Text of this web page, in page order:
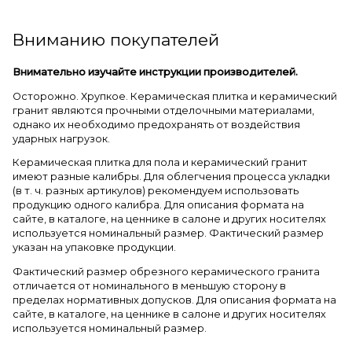
Вниманию покупателей
Внимательно изучайте инструкции производителей.
Осторожно. Хрупкое. Керамическая плитка и керамический
гранит являются прочными отделочными материалами,
однако их необходимо предохранять от воздействия
ударных нагрузок.
Керамическая плитка для пола и керамический гранит
имеют разные калибры. Для облегчения процесса укладки
(в т. ч. разных артикулов) рекомендуем использовать
продукцию одного калибра. Для описания формата на
сайте, в каталоге, на ценнике в салоне и других носителях
используется номинальный размер. Фактический размер
указан на упаковке продукции.
Фактический размер обрезного керамического гранита
отличается от номинального в меньшую сторону в
пределах нормативных допусков. Для описания формата на
сайте, в каталоге, на ценнике в салоне и других носителях
используется номинальный размер.